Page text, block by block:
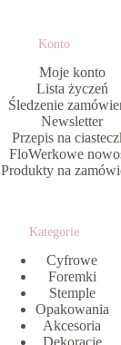
Konto
Moje konto
Lista życzeń
Śledzenie
Newsletter
Przepis na
FloWerkowe
Produkty na
Kategorie
Cyfrowe
Foremki
Stemple
Opakowania
Akcesoria
Dekoracje